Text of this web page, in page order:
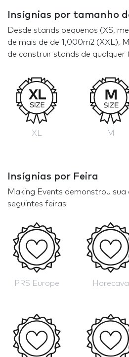
Insígnias por tamanho
Desde stands pequenos (XS,
de mais de de 1,000m2 (XXL),
de construir stands de qualquer
XL M
Insígnias por Feira
Making Events demonstrou sua
seguintes feiras
PRS Europe Horecava